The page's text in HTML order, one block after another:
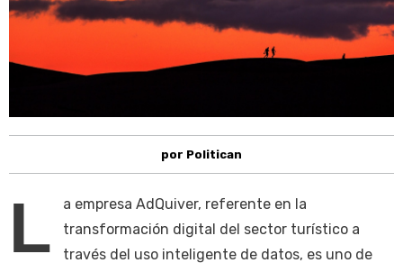
por Politican
L
a empresa AdQuiver, referente en la
transformación digital del sector turístico a
través del uso inteligente de datos, es uno de